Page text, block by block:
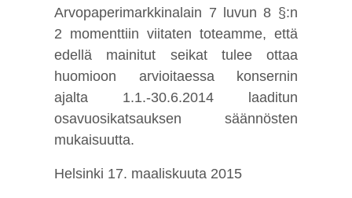
Arvopaperimarkkinalain 7 luvun 8 §:n
2 momenttiin viitaten toteamme, että
edellä mainitut seikat tulee ottaa
huomioon arvioitaessa konsernin
ajalta 1.1.-30.6.2014 laaditun
osavuosikatsauksen säännösten
mukaisuutta.
Helsinki 17. maaliskuuta 2015